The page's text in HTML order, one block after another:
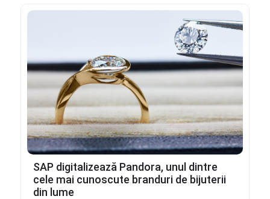
SAP digitalizează Pandora, unul dintre
cele mai cunoscute branduri de bijuterii
din lume